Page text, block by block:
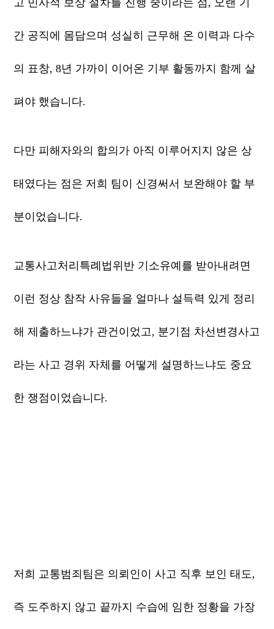
고 민사적 보상 절차를 진행 중이라는 점, 오랜 기
간 공직에 몸담으며 성실히 근무해 온 이력과 다수
의 표창, 8년 가까이 이어온 기부 활동까지 함께 살
펴야 했습니다.
다만 피해자와의 합의가 아직 이루어지지 않은 상
태였다는 점은 저희 팀이 신경써서 보완해야 할 부
분이었습니다.
교통사고처리특례법위반 기소유예를 받아내려면
이런 정상 참작 사유들을 얼마나 설득력 있게 정리
해 제출하느냐가 관건이었고, 분기점 차선변경사고
라는 사고 경위 자체를 어떻게 설명하느냐도 중요
한 쟁점이었습니다.
저희 교통범죄팀은 의뢰인이 사고 직후 보인 태도,
즉 도주하지 않고 끝까지 수습에 임한 정황을 가장